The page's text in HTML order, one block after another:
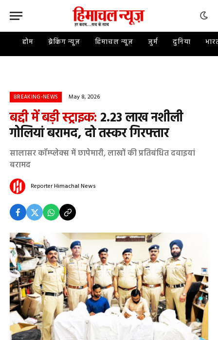
होम ब्रेकिंग न्यूज़ हिमाचल न्यूज़ जुर्म दुनिया
BREAKING-NEWS May 8, 2026
बद्दी में बड़ी स्ट्राइक: 2.23 लाख नशीली
गोलियां बरामद, दो तस्कर गिरफ्तार
सालासर कॉम्प्लेक्स में छापेमारी, लाखों की प्रतिबंधित दवाइयां
बरामद
ReporterHimachal News